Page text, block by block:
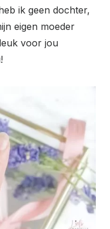
ik geen dochter,
eigen moeder
voor jou